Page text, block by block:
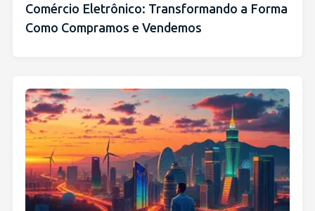
Comércio Eletrônico: Transformando a Forma
Como Compramos e Vendemos